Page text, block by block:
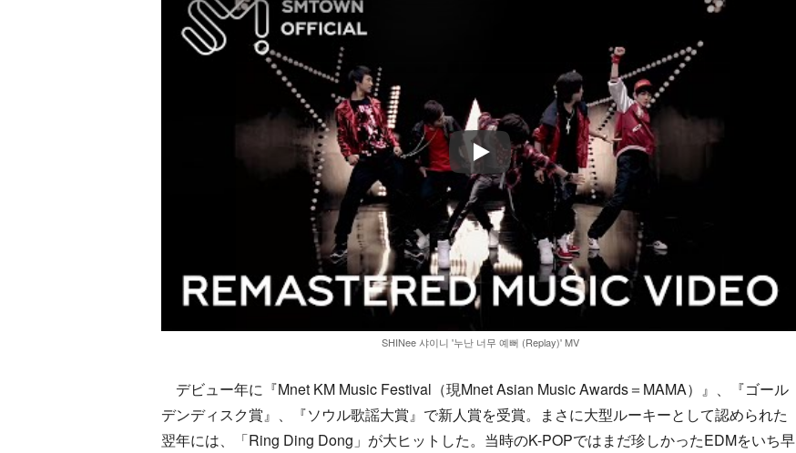
Play
SHINee 샤이니 '누난 너무 예뻐 (Replay)' MV
デビュー年に『Mnet KM Music Festival（現Mnet Asian Music Awards＝MAMA）』、『ゴール
デンディスク賞』、『ソウル歌謡大賞』で新人賞を受賞。まさに大型ルーキーとして認められた
翌年には、「Ring Ding Dong」が大ヒットした。当時のK-POPではまだ珍しかったEDMをいち早